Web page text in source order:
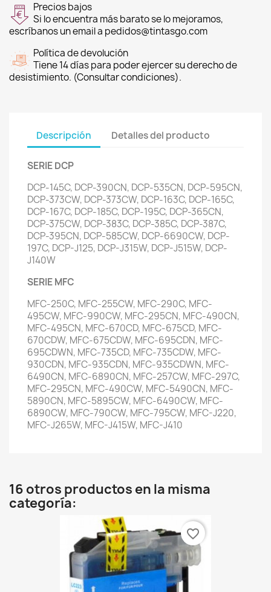
Precios bajos
Si lo encuentra más barato se lo mejoramos,
escríbanos un email a pedidos@tintasgo.com
Política de devolución
Tiene 14 días para poder ejercer su derecho de
desistimiento. (Consultar condiciones).
Descripción Detalles del producto
SERIE DCP
DCP-145C, DCP-390CN, DCP-535CN, DCP-595CN,
DCP-373CW, DCP-373CW, DCP-163C, DCP-165C,
DCP-167C, DCP-185C, DCP-195C, DCP-365CN,
DCP-375CW, DCP-383C, DCP-385C, DCP-387C,
DCP-395CN, DCP-585CW, DCP-6690CW, DCP-
197C, DCP-J125, DCP-J315W, DCP-J515W, DCP-
J140W
SERIE MFC
MFC-250C, MFC-255CW, MFC-290C, MFC-
495CW, MFC-990CW, MFC-295CN, MFC-490CN,
MFC-495CN, MFC-670CD, MFC-675CD, MFC-
670CDW, MFC-675CDW, MFC-695CDN, MFC-
695CDWN, MFC-735CD, MFC-735CDW, MFC-
930CDN, MFC-935CDN, MFC-935CDWN, MFC-
6490CN, MFC-6890CN, MFC-257CW, MFC-297C,
MFC-295CN, MFC-490CW, MFC-5490CN, MFC-
5890CN, MFC-5895CW, MFC-6490CW, MFC-
6890CW, MFC-790CW, MFC-795CW, MFC-J220,
MFC-J265W, MFC-J415W, MFC-J410
16 otros productos en la misma
categoría:
favorite_border